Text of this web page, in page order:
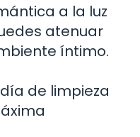
a la luz
atenuar
íntimo.
de limpieza